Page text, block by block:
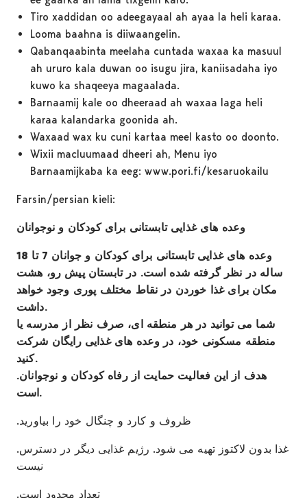
Tiro xaddidan oo adeegayaal ah ayaa la heli karaa.
Looma baahna is diiwaangelin.
Qabanqaabinta meelaha cuntada waxaa ka masuul
ah ururo kala duwan oo isugu jira, kaniisadaha iyo
kuwo ka shaqeeya magaalada.
Barnaamij kale oo dheeraad ah waxaa laga heli
karaa kalandarka goonida ah.
Waxaad wax ku cuni kartaa meel kasto oo doonto.
Wixii macluumaad dheeri ah, Menu iyo
Barnaamijkaba ka eeg: www.pori.fi/kesaruokailu
Farsin/persian kieli:
وعده های غذایی تابستانی برای کودکان و نوجوانان
وعده های غذایی تابستانی برای کودکان و جوانان 7 تا 18
ساله در نظر گرفته شده است. در تابستان پیش رو، هشت
مکان برای غذا خوردن در نقاط مختلف پوری وجود خواهد
داشت.
شما می توانید در هر منطقه ای، صرف نظر از مدرسه یا
منطقه مسکونی خود، در وعده های غذایی رایگان شرکت
کنید.
.هدف از این فعالیت حمایت از رفاه کودکان و نوجوانان
است.
.ظروف و کارد و چنگال خود را بیاورید
.غذا بدون لاکتوز تهیه می شود. رژیم غذایی دیگر در دسترس
نیست
.تعداد محدود است